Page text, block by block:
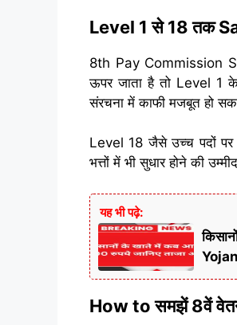
Level 1 से 18 तक
8th Pay Commission
ऊपर जाता है तो Level 1 के
संरचना में काफी मजबूत हो
Level 18 जैसे उच्च पदों पर
भत्तों में भी सुधार होने की
यह भी पढ़े:
How to समझें 8वें